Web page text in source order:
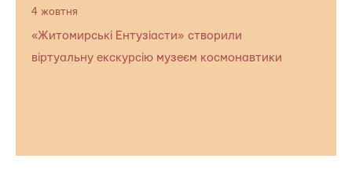
4 жовтня
«Житомирські Ентузіасти» створили
віртуальну екскурсію музеєм космонавтики